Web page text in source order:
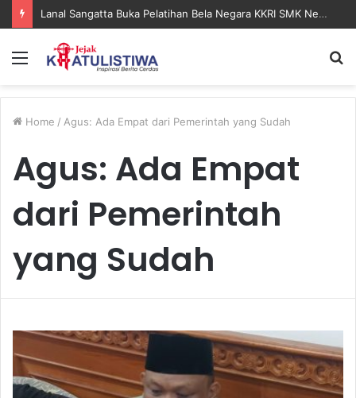
Lanal Sangatta Buka Pelatihan Bela Negara KKRI SMK Negeri 2 Bontang
Menu
Home / Agus: Ada Empat dari Pemerintah yang Sudah
Agus: Ada Empat
dari Pemerintah
yang Sudah